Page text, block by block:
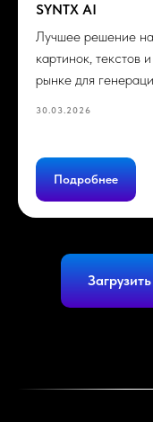
SYNTX AI
Лучшее решение
картинок, текстов
рынке для
30.03.2026
Подробнее